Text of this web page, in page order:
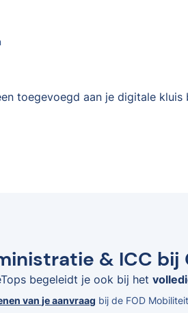
toegevoegd aan je digitale kluis
& ICC bij
begeleidt je ook bij het
van je aanvraag bij de FOD Mobiliteit